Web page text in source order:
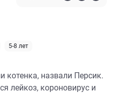
5-8 лет
котенка, назвали Персик.
лейкоз, короновирус и